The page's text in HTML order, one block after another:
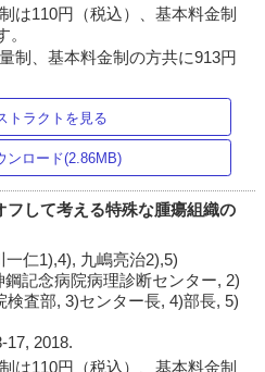
は110円（税込）、基本料金制
制、基本料金制の方共に913円
トラクトを見る
ンロード(2.86MB)
して考える特殊な腫瘍組織の
仁1),4), 九嶋亮治2),5)
記念病院病理診断センター, 2)
査部, 3)センター長, 4)部長, 5)
17, 2018.
は110円（税込）、基本料金制